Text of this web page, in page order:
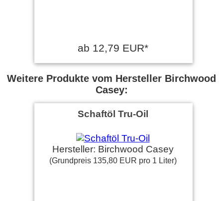
ab 12,79 EUR*
Weitere Produkte vom Hersteller Birchwood
Casey:
Schaftöl Tru-Oil
Hersteller: Birchwood Casey
(Grundpreis 135,80 EUR pro 1 Liter)